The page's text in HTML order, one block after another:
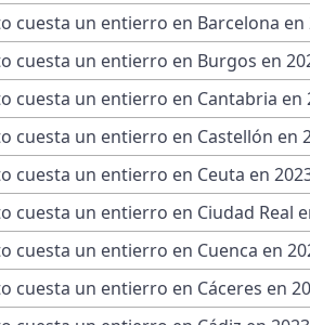
cuesta un entierro en Barcelona en
cuesta un entierro en Burgos en
cuesta un entierro en Cantabria en
cuesta un entierro en Castellón en
cuesta un entierro en Ceuta en
cuesta un entierro en Ciudad Real
cuesta un entierro en Cuenca en
cuesta un entierro en Cáceres en